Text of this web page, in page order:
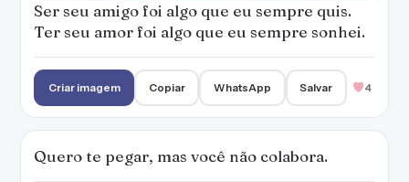
Ser seu amigo foi algo que eu sempre quis.
Ter seu amor foi algo que eu sempre sonhei.
Criar imagem Copiar WhatsApp Salvar 4
Quero te pegar, mas você não colabora.